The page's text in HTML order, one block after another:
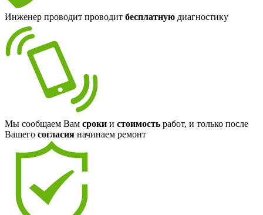
Инженер проводит проводит бесплатную диагностику
Мы сообщаем Вам сроки и стоимость работ, и только после
Вашего согласия начинаем ремонт